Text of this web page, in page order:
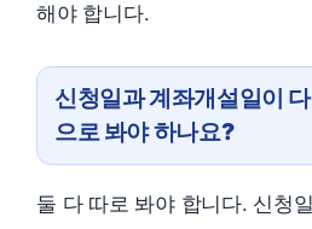
해야 합니다.
신청일과 계좌개설일이
으로 봐야 하나요?
둘 다 따로 봐야 합니다. 신청